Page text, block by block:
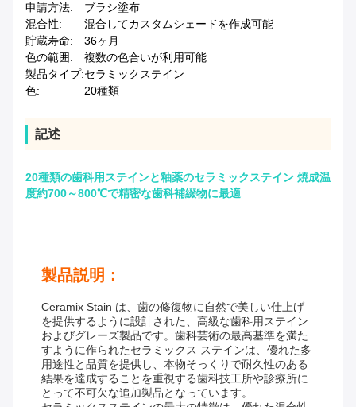
申請方法:
ブラシ塗布
混合性:
混合してカスタムシェードを作成可能
貯蔵寿命:
36ヶ月
色の範囲:
複数の色合いが利用可能
製品タイプ:セラミックステイン
色:
20種類
記述
20種類の歯科用ステインと釉薬のセラミックステイン 焼成温
度約700～800℃で精密な歯科補綴物に最適
製品説明：
Ceramix Stain は、歯の修復物に自然で美しい仕上げ
を提供するように設計された、高級な歯科用ステイン
およびグレーズ製品です。歯科芸術の最高基準を満た
すように作られたセラミックス ステインは、優れた多
用途性と品質を提供し、本物そっくりで耐久性のある
結果を達成することを重視する歯科技工所や診療所に
とって不可欠な追加製品となっています。